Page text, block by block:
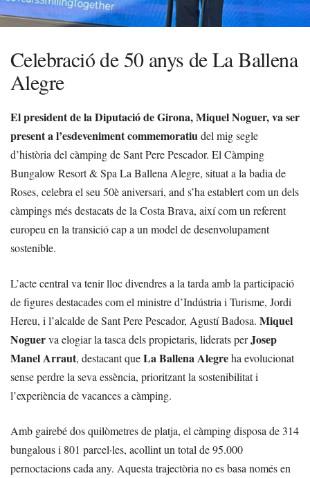
Celebració de 50 anys de La Ballena
Alegre
El president de la Diputació de Girona, Miquel Noguer, va ser
present a l’esdeveniment commemoratiudel mig segle
d’història del càmping de Sant Pere Pescador. El Càmping
Bungalow Resort & Spa La Ballena Alegre, situat a la badia de
Roses, celebra el seu 50è aniversari, and s’ha establert com un dels
càmpings més destacats de la Costa Brava, així com un referent
europeu en la transició cap a un model de desenvolupament
sostenible.
L’acte central va tenir lloc divendres a la tarda amb la participació
de figures destacades com el ministre d’Indústria i Turisme, Jordi
Hereu, i l’alcalde de Sant Pere Pescador, Agustí Badosa. Miquel
Noguerva elogiar la tasca dels propietaris, liderats perJosep
Manel Arraut, destacant queLa Ballena Alegreha evolucionat
sense perdre la seva essència, prioritzant la sostenibilitat i
l’experiència de vacances a càmping.
Amb gairebé dos quilòmetres de platja, el càmping disposa de 314
bungalous i 801 parcel·les, acollint un total de 95.000
pernoctacions cada any. Aquesta trajectòria no es basa només en